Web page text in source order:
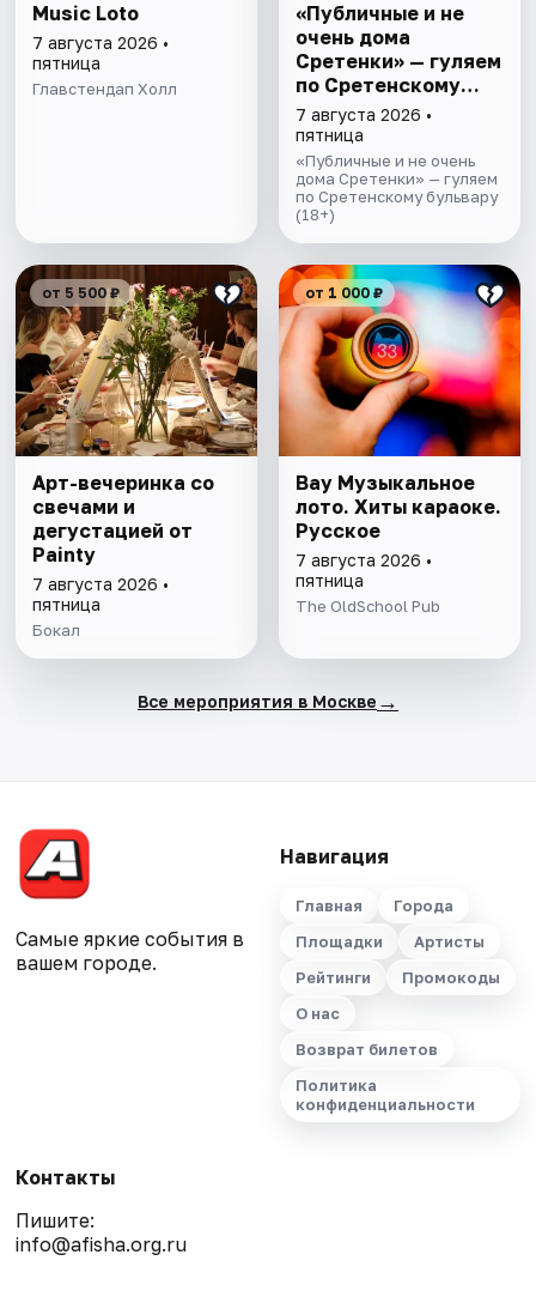
Music Loto
7 августа 2026 •
пятница
Главстендап Холл
«Публичные и не
очень дома
Сретенки» — гуляем
по Сретенскому
бульвару
7 августа 2026 •
пятница
«Публичные и не очень
дома Сретенки» — гуляем
по Сретенскому бульвару
(18+)
от 5 500 ₽
Арт-вечеринка со
свечами и
дегустацией от
Painty
7 августа 2026 •
пятница
Бокал
от 1 000 ₽
Вау Музыкальное
лото. Хиты караоке.
Русское
7 августа 2026 •
пятница
The OldSchool Pub
Все мероприятия в Москве →
Самые яркие события в
вашем городе.
Навигация
Главная
Города
Площадки
Артисты
Рейтинги
Промокоды
О нас
Возврат билетов
Политика
конфиденциальности
Контакты
Пишите:
info@afisha.org.ru